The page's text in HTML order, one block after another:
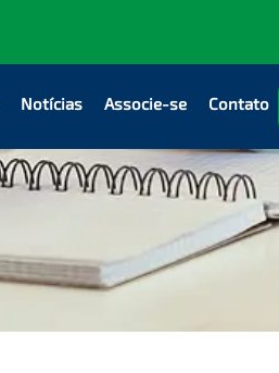
Notícias Associe-se Contato